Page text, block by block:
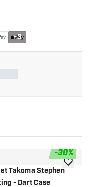
+3
verlanglijst
-30%
Takoma Stephen
- Dart Case